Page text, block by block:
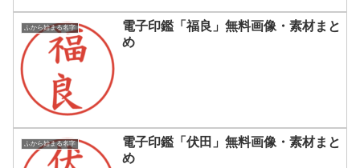
ふから始まる名字
電子印鑑「福良」無料画像・素材まと
め
ふから始まる名字
電子印鑑「伏田」無料画像・素材まと
め